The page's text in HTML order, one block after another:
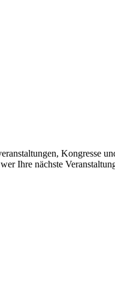
Kongresse
Ihre nächste